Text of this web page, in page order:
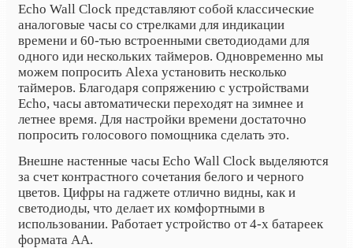
Echo Wall Clock представляют собой классические
аналоговые часы со стрелками для индикации
времени и 60-тью встроенными светодиодами для
одного иди нескольких таймеров. Одновременно мы
можем попросить Alexa установить несколько
таймеров. Благодаря сопряжению с устройствами
Echo, часы автоматически переходят на зимнее и
летнее время. Для настройки времени достаточно
попросить голосового помощника сделать это.
Внешне настенные часы Echo Wall Clock выделяются
за счет контрастного сочетания белого и черного
цветов. Цифры на гаджете отлично видны, как и
светодиоды, что делает их комфортными в
использовании. Работает устройство от 4-х батареек
формата АА.